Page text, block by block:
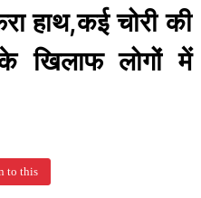
हाथ,कई चोरी की
खिलाफ लोगों में
to this